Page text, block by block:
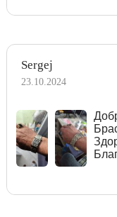
Sergej
23.10.2024